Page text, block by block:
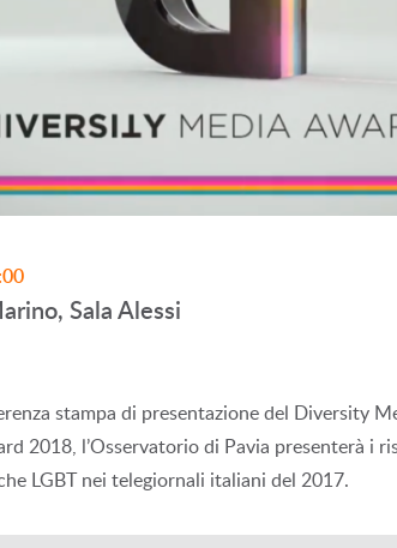
Sala Alessi
stampa di presentazione del Diversity
2018, l’Osservatorio di Pavia presenterà i
LGBT nei telegiornali italiani del 2017.